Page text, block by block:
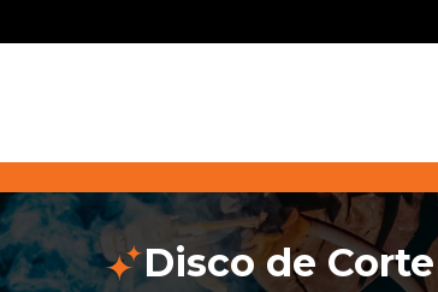
Disco de Corte